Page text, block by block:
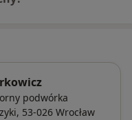
podwórka
, 53-026 Wrocław